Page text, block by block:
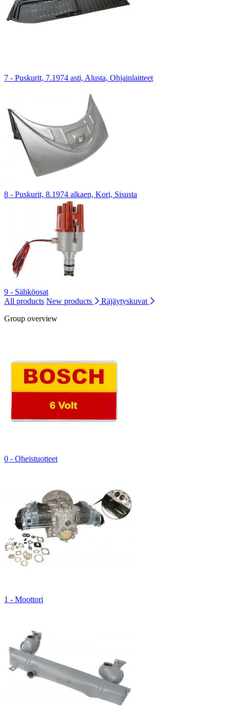
7 - Puskurit, 7.1974 asti, Alusta, Ohjainlaitteet
8 - Puskurit, 8.1974 alkaen, Kori, Sisusta
9 - Sähköosat
All products New products
Räjäytyskuvat
Group overview
0 - Oheistuotteet
1 - Moottori